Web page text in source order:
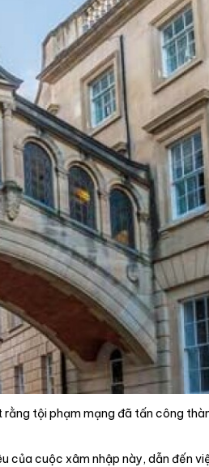
tội phạm mạng đã tấn công
cuộc xâm nhập này, dẫn đến